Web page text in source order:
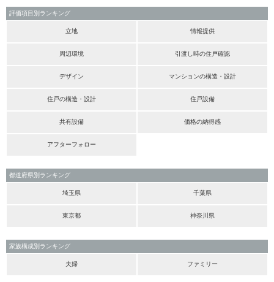
評価項目別ランキング
立地 情報提供
周辺環境 引渡し時の住戸確認
デザイン マンションの構造・設計
住戸の構造・設計 住戸設備
共有設備 価格の納得感
アフターフォロー
都道府県別ランキング
埼玉県 千葉県
東京都 神奈川県
家族構成別ランキング
夫婦 ファミリー